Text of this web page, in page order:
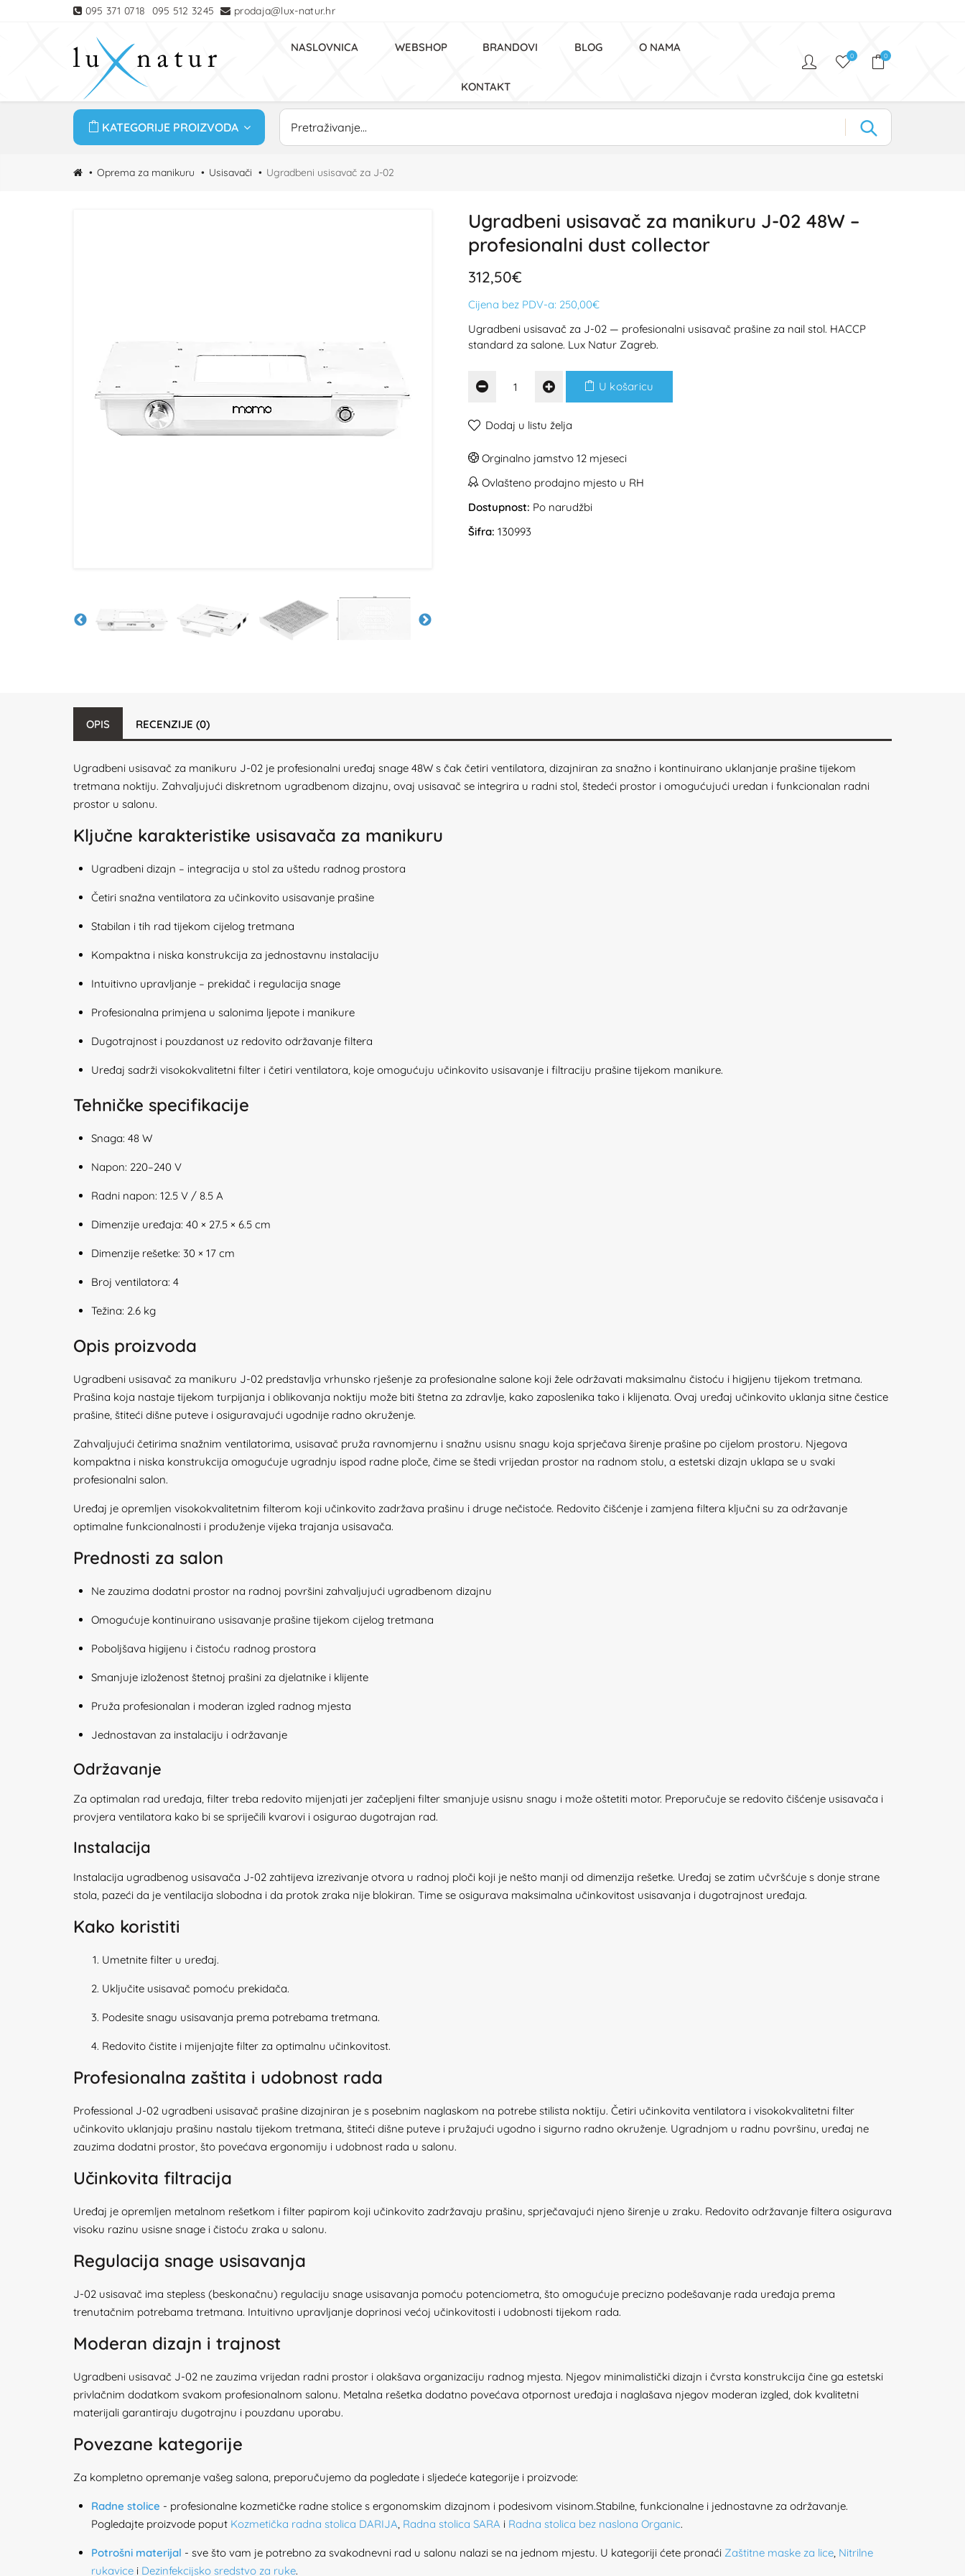
095 371 0718 095 512 3245 prodaja@lux-natur.hr
NASLOVNICA WEBSHOP BRANDOVI BLOG O NAMA
KONTAKT
0 0
KATEGORIJE PROIZVODA
Oprema za manikuru Usisavači Ugradbeni usisavač za J-02
Ugradbeni usisavač za manikuru J-02 48W –
profesionalni dust collector
312,50€
Cijena bez PDV-a: 250,00€
Ugradbeni usisavač za J-02 — profesionalni usisavač prašine za nail stol. HACCP
standard za salone. Lux Natur Zagreb.
U košaricu
Dodaj u listu želja
Orginalno jamstvo 12 mjeseci
Ovlašteno prodajno mjesto u RH
Dostupnost: Po narudžbi
Šifra: 130993
OPIS RECENZIJE (0)
Ugradbeni usisavač za manikuru J-02 je profesionalni uređaj snage 48W s čak četiri ventilatora, dizajniran za snažno i kontinuirano uklanjanje prašine tijekom
tretmana noktiju. Zahvaljujući diskretnom ugradbenom dizajnu, ovaj usisavač se integrira u radni stol, štedeći prostor i omogućujući uredan i funkcionalan radni
prostor u salonu.
Ključne karakteristike usisavača za manikuru
Ugradbeni dizajn – integracija u stol za uštedu radnog prostora
Četiri snažna ventilatora za učinkovito usisavanje prašine
Stabilan i tih rad tijekom cijelog tretmana
Kompaktna i niska konstrukcija za jednostavnu instalaciju
Intuitivno upravljanje – prekidač i regulacija snage
Profesionalna primjena u salonima ljepote i manikure
Dugotrajnost i pouzdanost uz redovito održavanje filtera
Uređaj sadrži visokokvalitetni filter i četiri ventilatora, koje omogućuju učinkovito usisavanje i filtraciju prašine tijekom manikure.
Tehničke specifikacije
Snaga: 48 W
Napon: 220–240 V
Radni napon: 12.5 V / 8.5 A
Dimenzije uređaja: 40 × 27.5 × 6.5 cm
Dimenzije rešetke: 30 × 17 cm
Broj ventilatora: 4
Težina: 2.6 kg
Opis proizvoda
Ugradbeni usisavač za manikuru J-02 predstavlja vrhunsko rješenje za profesionalne salone koji žele održavati maksimalnu čistoću i higijenu tijekom tretmana.
Prašina koja nastaje tijekom turpijanja i oblikovanja noktiju može biti štetna za zdravlje, kako zaposlenika tako i klijenata. Ovaj uređaj učinkovito uklanja sitne čestice
prašine, štiteći dišne puteve i osiguravajući ugodnije radno okruženje.
Zahvaljujući četirima snažnim ventilatorima, usisavač pruža ravnomjernu i snažnu usisnu snagu koja sprječava širenje prašine po cijelom prostoru. Njegova
kompaktna i niska konstrukcija omogućuje ugradnju ispod radne ploče, čime se štedi vrijedan prostor na radnom stolu, a estetski dizajn uklapa se u svaki
profesionalni salon.
Uređaj je opremljen visokokvalitetnim filterom koji učinkovito zadržava prašinu i druge nečistoće. Redovito čišćenje i zamjena filtera ključni su za održavanje
optimalne funkcionalnosti i produženje vijeka trajanja usisavača.
Prednosti za salon
Ne zauzima dodatni prostor na radnoj površini zahvaljujući ugradbenom dizajnu
Omogućuje kontinuirano usisavanje prašine tijekom cijelog tretmana
Poboljšava higijenu i čistoću radnog prostora
Smanjuje izloženost štetnoj prašini za djelatnike i klijente
Pruža profesionalan i moderan izgled radnog mjesta
Jednostavan za instalaciju i održavanje
Održavanje
Za optimalan rad uređaja, filter treba redovito mijenjati jer začepljeni filter smanjuje usisnu snagu i može oštetiti motor. Preporučuje se redovito čišćenje usisavača i
provjera ventilatora kako bi se spriječili kvarovi i osigurao dugotrajan rad.
Instalacija
Instalacija ugradbenog usisavača J-02 zahtijeva izrezivanje otvora u radnoj ploči koji je nešto manji od dimenzija rešetke. Uređaj se zatim učvršćuje s donje strane
stola, pazeći da je ventilacija slobodna i da protok zraka nije blokiran. Time se osigurava maksimalna učinkovitost usisavanja i dugotrajnost uređaja.
Kako koristiti
Umetnite filter u uređaj.
Uključite usisavač pomoću prekidača.
Podesite snagu usisavanja prema potrebama tretmana.
Redovito čistite i mijenjajte filter za optimalnu učinkovitost.
Profesionalna zaštita i udobnost rada
Professional J-02 ugradbeni usisavač prašine dizajniran je s posebnim naglaskom na potrebe stilista noktiju. Četiri učinkovita ventilatora i visokokvalitetni filter
učinkovito uklanjaju prašinu nastalu tijekom tretmana, štiteći dišne puteve i pružajući ugodno i sigurno radno okruženje. Ugradnjom u radnu površinu, uređaj ne
zauzima dodatni prostor, što povećava ergonomiju i udobnost rada u salonu.
Učinkovita filtracija
Uređaj je opremljen metalnom rešetkom i filter papirom koji učinkovito zadržavaju prašinu, sprječavajući njeno širenje u zraku. Redovito održavanje filtera osigurava
visoku razinu usisne snage i čistoću zraka u salonu.
Regulacija snage usisavanja
J-02 usisavač ima stepless (beskonačnu) regulaciju snage usisavanja pomoću potenciometra, što omogućuje precizno podešavanje rada uređaja prema
trenutačnim potrebama tretmana. Intuitivno upravljanje doprinosi većoj učinkovitosti i udobnosti tijekom rada.
Moderan dizajn i trajnost
Ugradbeni usisavač J-02 ne zauzima vrijedan radni prostor i olakšava organizaciju radnog mjesta. Njegov minimalistički dizajn i čvrsta konstrukcija čine ga estetski
privlačnim dodatkom svakom profesionalnom salonu. Metalna rešetka dodatno povećava otpornost uređaja i naglašava njegov moderan izgled, dok kvalitetni
materijali garantiraju dugotrajnu i pouzdanu uporabu.
Povezane kategorije
Za kompletno opremanje vašeg salona, preporučujemo da pogledate i sljedeće kategorije i proizvode:
Radne stolice - profesionalne kozmetičke radne stolice s ergonomskim dizajnom i podesivom visinom.Stabilne, funkcionalne i jednostavne za održavanje.
Pogledajte proizvode poput Kozmetička radna stolica DARIJA, Radna stolica SARA i Radna stolica bez naslona Organic.
Potrošni materijal - sve što vam je potrebno za svakodnevni rad u salonu nalazi se na jednom mjestu. U kategoriji ćete pronaći Zaštitne maske za lice, Nitrilne
rukavice i Dezinfekcijsko sredstvo za ruke.